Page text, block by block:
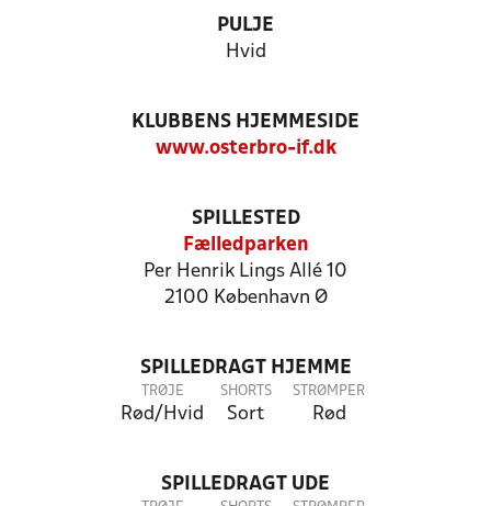
PULJE
Hvid
KLUBBENS HJEMMESIDE
www.osterbro-if.dk
SPILLESTED
Fælledparken
Per Henrik Lings Allé 10
2100 København Ø
SPILLEDRAGT HJEMME
TRØJE
Rød/Hvid
SHORTS
Sort
STRØMPER
Rød
SPILLEDRAGT UDE